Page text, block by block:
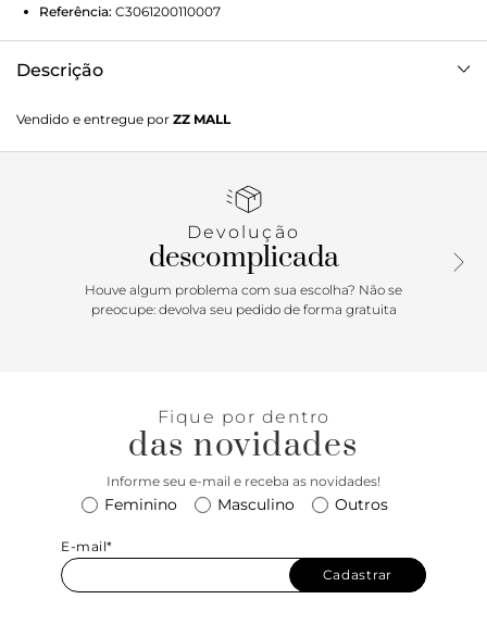
Referência: C3061200110007
Descrição
modelo de material similar ao couro possui solado rasteiro
com leve saltinho, com biqueira quadrada. Apresenta duas
no cabedal - que se cruzam sobre os dedos e no peito de
a rasteirinha deixa os dedos e calcanhar totalmente à
Porque Apostar: Para quem curte uma pegada mais
despojado para o seu visual.
Vendido e entregue por ZZ MALL
Devolução
descomplicada
Houve algum problema com sua escolha? Não se
preocupe: devolva seu pedido de forma gratuita
Fique por dentro
das novidades
Informe seu e-mail e receba as novidades!
Feminino Masculino Outros
E-mail*
Cadastrar